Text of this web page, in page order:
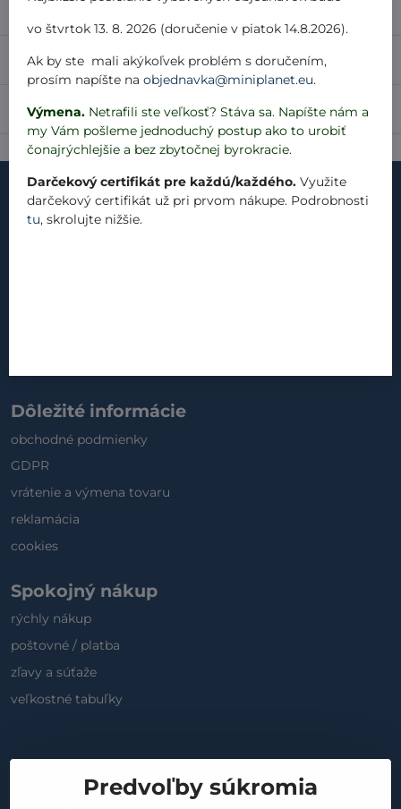
Recenzie 0
Diskusia 0
Dôležité informácie
obchodné podmienky
GDPR
vrátenie a výmena tovaru
reklamácia
cookies
Spokojný nákup
rýchly nákup
poštovné / platba
zľavy a súťaže
veľkostné tabuľky
Predvoľby súkromia
vo štvrtok 13. 8. 2026 (doručenie v piatok 14.8.2026).
Ak by ste mali akýkoľvek problém s doručením,
prosím napíšte naobjednavka@miniplanet.eu.
Výmena. Netrafili ste veľkosť? Stáva sa. Napíšte nám a
my Vám pošleme jednoduchý postup ako to urobiť
čonajrýchlejšie a bez zbytočnej byrokracie.
Darčekový certifikát pre každú/každého. Využite
darčekový certifikát už pri prvom nákupe. Podrobnosti
tu, skrolujte nižšie.